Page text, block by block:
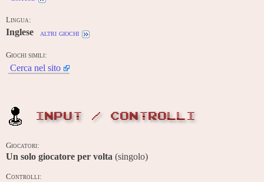
Lingua:
Inglese altri giochi
Giochi simili:
Cerca nel sito
INPUT / CONTROLLI
Giocatori:
Un solo giocatore per volta (singolo)
Controlli: